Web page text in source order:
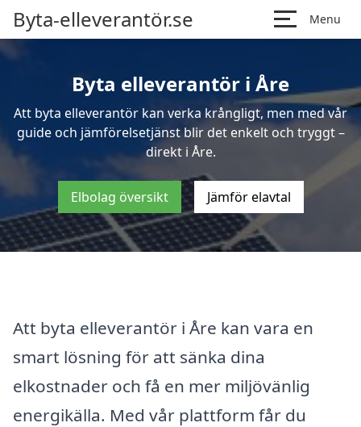
Byta-elleverantör.se Menu
Byta elleverantör i Åre
Att byta elleverantör kan verka krångligt, men med vår
guide och jämförelsetjänst blir det enkelt och tryggt –
direkt i Åre.
Elbolag översikt Jämför elavtal
Att byta elleverantör i Åre kan vara en
smart lösning för att sänka dina
elkostnader och få en mer miljövänlig
energikälla. Med vår plattform får du